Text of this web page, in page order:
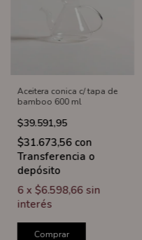
Aceitera conica c/ tapa de
bamboo 600 ml
$39.591,95
$31.673,56 con
Transferencia o
depósito
6 x $6.598,66 sin
interés
Comprar